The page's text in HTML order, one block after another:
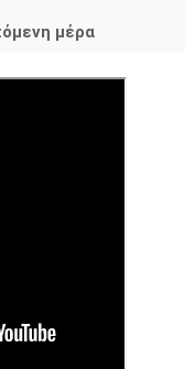
Νομικό.
μέρα